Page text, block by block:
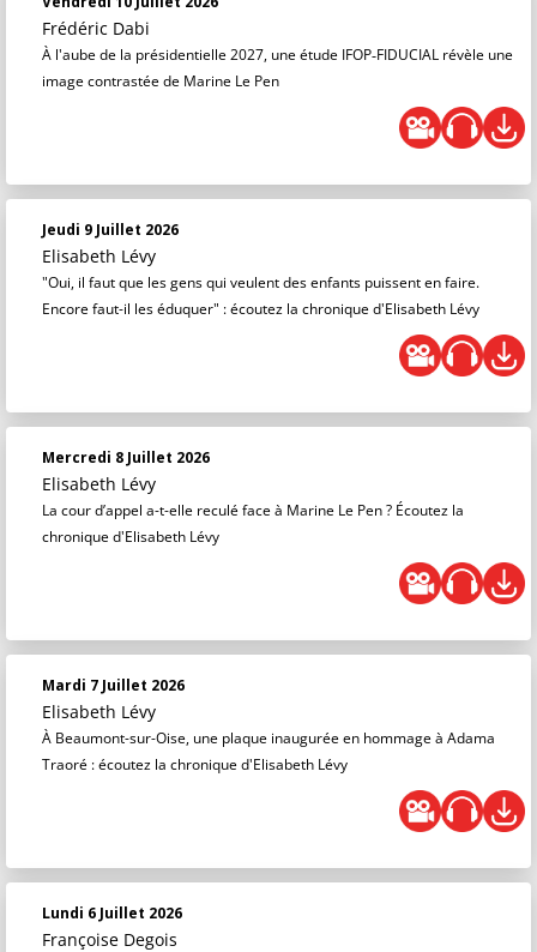
Frédéric Dabi
À l'aube de la présidentielle 2027, une étude IFOP‑FIDUCIAL révèle une
image contrastée de Marine Le Pen
Jeudi 9 Juillet 2026
Elisabeth Lévy
"Oui, il faut que les gens qui veulent des enfants puissent en faire.
Encore faut-il les éduquer" : écoutez la chronique d'Elisabeth Lévy
Mercredi 8 Juillet 2026
Elisabeth Lévy
La cour d’appel a-t-elle reculé face à Marine Le Pen ? Écoutez la
chronique d'Elisabeth Lévy
Mardi 7 Juillet 2026
Elisabeth Lévy
À Beaumont-sur-Oise, une plaque inaugurée en hommage à Adama
Traoré : écoutez la chronique d'Elisabeth Lévy
Lundi 6 Juillet 2026
Françoise Degois